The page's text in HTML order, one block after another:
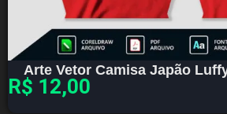
Arte Vetor Camisa Japão
R$ 12,00